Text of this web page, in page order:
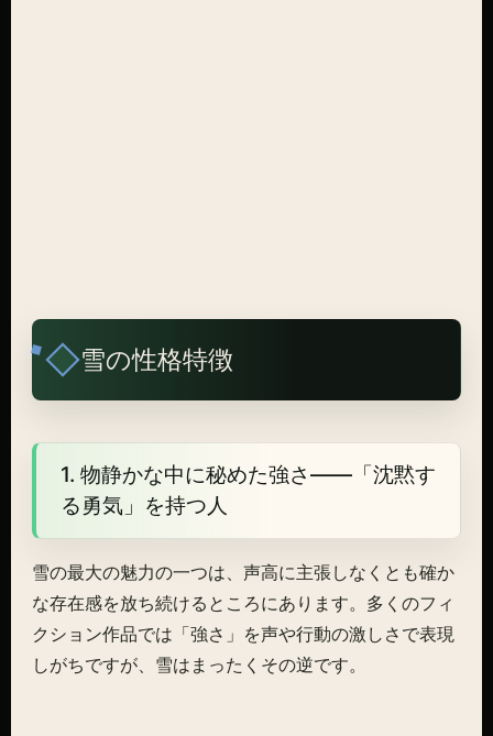
雪の性格特徴
1. 物静かな中に秘めた強さ——「沈黙す
る勇気」を持つ人
雪の最大の魅力の一つは、声高に主張しなくとも確か
な存在感を放ち続けるところにあります。多くのフィ
クション作品では「強さ」を声や行動の激しさで表現
しがちですが、雪はまったくその逆です。